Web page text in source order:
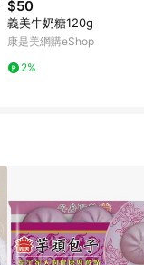
$50
義美牛奶糖120g
康是美網購eShop
2%